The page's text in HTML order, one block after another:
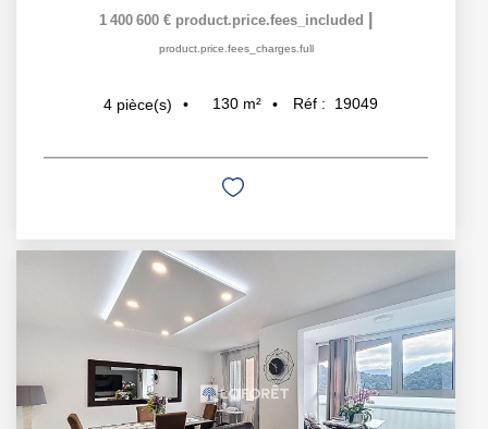
1 400 600 € product.price.fees_included
product.price.fees_charges.full
4 pièce(s) 130 m² Réf : 19049